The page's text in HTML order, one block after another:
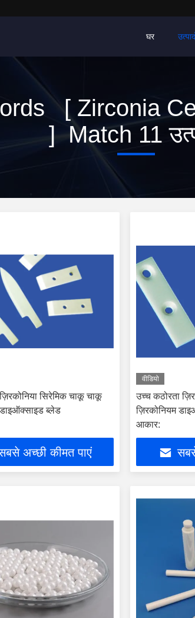
घर
[ Zirconia
] Match 11
सिरेमिक चाकू चाकू
ब्लेड
अच्छी कीमत पाएं
वीडियो
उच्च कठोरता
ज़िरकोनियम
आकार: